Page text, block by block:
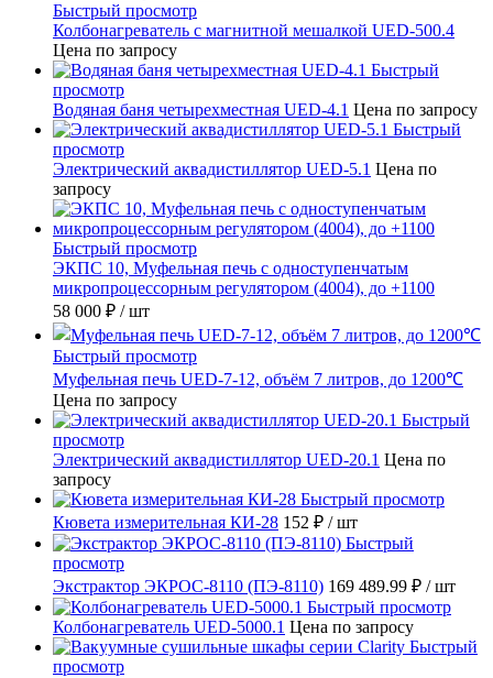
Быстрый просмотр
Колбонагреватель с магнитной мешалкой UED-500.4
Цена по запросу
Быстрый
просмотр
Водяная баня четырехместная UED-4.1 Цена по запросу
Быстрый
просмотр
Электрический аквадистиллятор UED-5.1 Цена по
запросу
Быстрый просмотр
ЭКПС 10, Муфельная печь с одноступенчатым
микропроцессорным регулятором (4004), до +1100
58 000 ₽ / шт
Быстрый просмотр
Муфельная печь UED-7-12, объём 7 литров, до 1200℃
Цена по запросу
Быстрый
просмотр
Электрический аквадистиллятор UED-20.1 Цена по
запросу
Быстрый просмотр
Кювета измерительная КИ-28 152 ₽ / шт
Быстрый
просмотр
Экстрактор ЭКРОС-8110 (ПЭ-8110) 169 489.99 ₽ / шт
Быстрый просмотр
Колбонагреватель UED-5000.1 Цена по запросу
Быстрый
просмотр